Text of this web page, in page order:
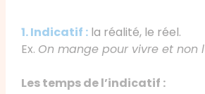
1. Indicatif :la réalité, le réel.
Ex. On mange pour vivre et non
Les temps de l’indicatif :